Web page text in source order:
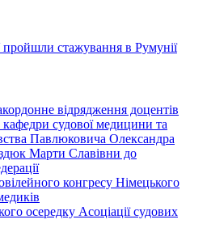
стажування в Румунії
відрядження доцентів
кафедри судової медицини та
Павлюковича Олександра
Марти Славівни до
конгресу Німецького
осередку Асоціації судових